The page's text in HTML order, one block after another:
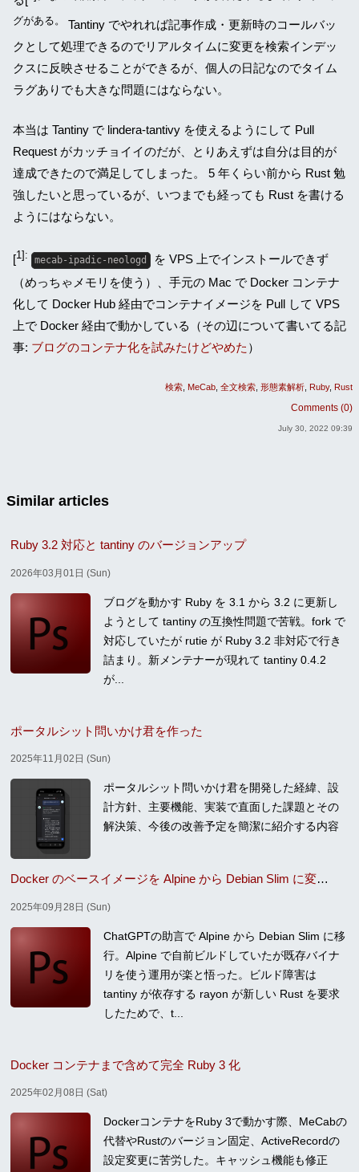
グがある。
Tantiny でやれれば記事作成・更新時のコールバッ
クとして処理できるのでリアルタイムに変更を検索インデッ
クスに反映させることができるが、個人の日記なのでタイム
ラグありでも大きな問題にはならない。
本当は Tantiny で lindera-tantivy を使えるようにして Pull
Request がカッチョイイのだが、とりあえずは自分は目的が
達成できたので満足してしまった。 5 年くらい前から Rust 勉
強したいと思っているが、いつまでも経っても Rust を書ける
ようにはならない。
[1]: mecab-ipadic-neologd を VPS 上でインストールできず
（めっちゃメモリを使う）、手元の Mac で Docker コンテナ
化して Docker Hub 経由でコンテナイメージを Pull して VPS
上で Docker 経由で動かしている（その辺について書いてる記
事: ブログのコンテナ化を試みたけどやめた ）
検索 MeCab 全文検索 形態素解析 Ruby Rust
Comments (0)
July 30, 2022 09:39
Similar articles
Ruby 3.2 対応と tantiny のバージョンアップ
2026年03月01日 (Sun)
ブログを動かす Ruby を 3.1 から 3.2 に更新し
ようとして tantiny の互換性問題で苦戦。fork で
対応していたが rutie が Ruby 3.2 非対応で行き
詰まり。新メンテナーが現れて tantiny 0.4.2
が...
ポータルシット問いかけ君を作った
2025年11月02日 (Sun)
ポータルシット問いかけ君を開発した経緯、設
計方針、主要機能、実装で直面した課題とその
解決策、今後の改善予定を簡潔に紹介する内容
Docker のベースイメージを Alpine から Debian Slim に変更、 tantiny のバージョンを固定
2025年09月28日 (Sun)
ChatGPTの助言で Alpine から Debian Slim に移
行。Alpine で自前ビルドしていたが既存バイナ
リを使う運用が楽と悟った。ビルド障害は
tantiny が依存する rayon が新しい Rust を要求
したためで、t...
Docker コンテナまで含めて完全 Ruby 3 化
2025年02月08日 (Sat)
DockerコンテナをRuby 3で動かす際、MeCabの
代替やRustのバージョン固定、ActiveRecordの
設定変更に苦労した。キャッシュ機能も修正